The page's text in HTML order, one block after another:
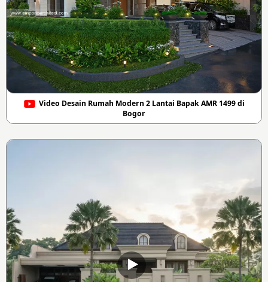
Video Desain Rumah Modern 2 Lantai Bapak AMR 1499 di
Bogor